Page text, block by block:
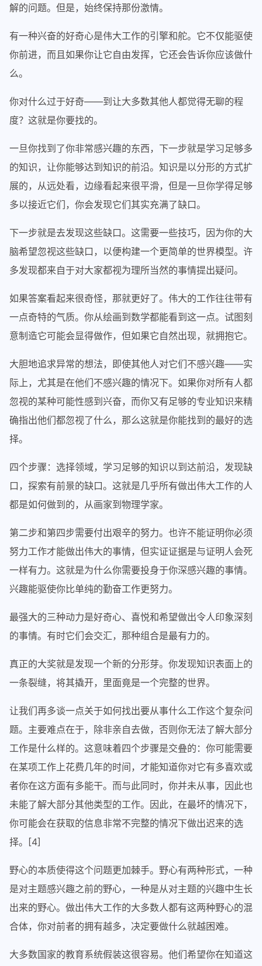
解的问题。但是，始终保持那份激情。
有一种兴奋的好奇心是伟大工作的引擎和舵。它不仅能驱使
你前进，而且如果你让它自由发挥，它还会告诉你应该做什
么。
你对什么过于好奇——到让大多数其他人都觉得无聊的程
度？这就是你要找的。
一旦你找到了你非常感兴趣的东西，下一步就是学习足够多
的知识，让你能够达到知识的前沿。知识是以分形的方式扩
展的，从远处看，边缘看起来很平滑，但是一旦你学得足够
多以接近它们，你会发现它们其实充满了缺口。
下一步就是去发现这些缺口。这需要一些技巧，因为你的大
脑希望忽视这些缺口，以便构建一个更简单的世界模型。许
多发现都来自于对大家都视为理所当然的事情提出疑问。
如果答案看起来很奇怪，那就更好了。伟大的工作往往带有
一点奇特的气质。你从绘画到数学都能看到这一点。试图刻
意制造它可能会显得做作，但如果它自然出现，就拥抱它。
大胆地追求异常的想法，即使其他人对它们不感兴趣——实
际上，尤其是在他们不感兴趣的情况下。如果你对所有人都
忽视的某种可能性感到兴奋，而你又有足够的专业知识来精
确指出他们都忽视了什么，那么这就是你能找到的最好的选
择。
四个步骤：选择领域，学习足够的知识以到达前沿，发现缺
口，探索有前景的缺口。这就是几乎所有做出伟大工作的人
都是如何做到的，从画家到物理学家。
第二步和第四步需要付出艰辛的努力。也许不能证明你必须
努力工作才能做出伟大的事情，但实证证据是与证明人会死
一样有力。这就是为什么你需要投身于你深感兴趣的事情。
兴趣能驱使你比单纯的勤奋工作更努力。
最强大的三种动力是好奇心、喜悦和希望做出令人印象深刻
的事情。有时它们会交汇，那种组合是最有力的。
真正的大奖就是发现一个新的分形芽。你发现知识表面上的
一条裂缝，将其撬开，里面竟是一个完整的世界。
让我们再多谈一点关于如何找出要从事什么工作这个复杂问
题。主要难点在于，除非亲自去做，否则你无法了解大部分
工作是什么样的。这意味着四个步骤是交叠的：你可能需要
在某项工作上花费几年的时间，才能知道你对它有多喜欢或
者你在这方面有多能干。而与此同时，你并未从事，因此也
未能了解大部分其他类型的工作。因此，在最坏的情况下，
你可能会在获取的信息非常不完整的情况下做出迟来的选
择。[4]
野心的本质使得这个问题更加棘手。野心有两种形式，一种
是对主题感兴趣之前的野心，一种是从对主题的兴趣中生长
出来的野心。做出伟大工作的大多数人都有这两种野心的混
合体，你对前者的拥有越多，决定要做什么就越困难。
大多数国家的教育系统假装这很容易。他们希望你在知道这